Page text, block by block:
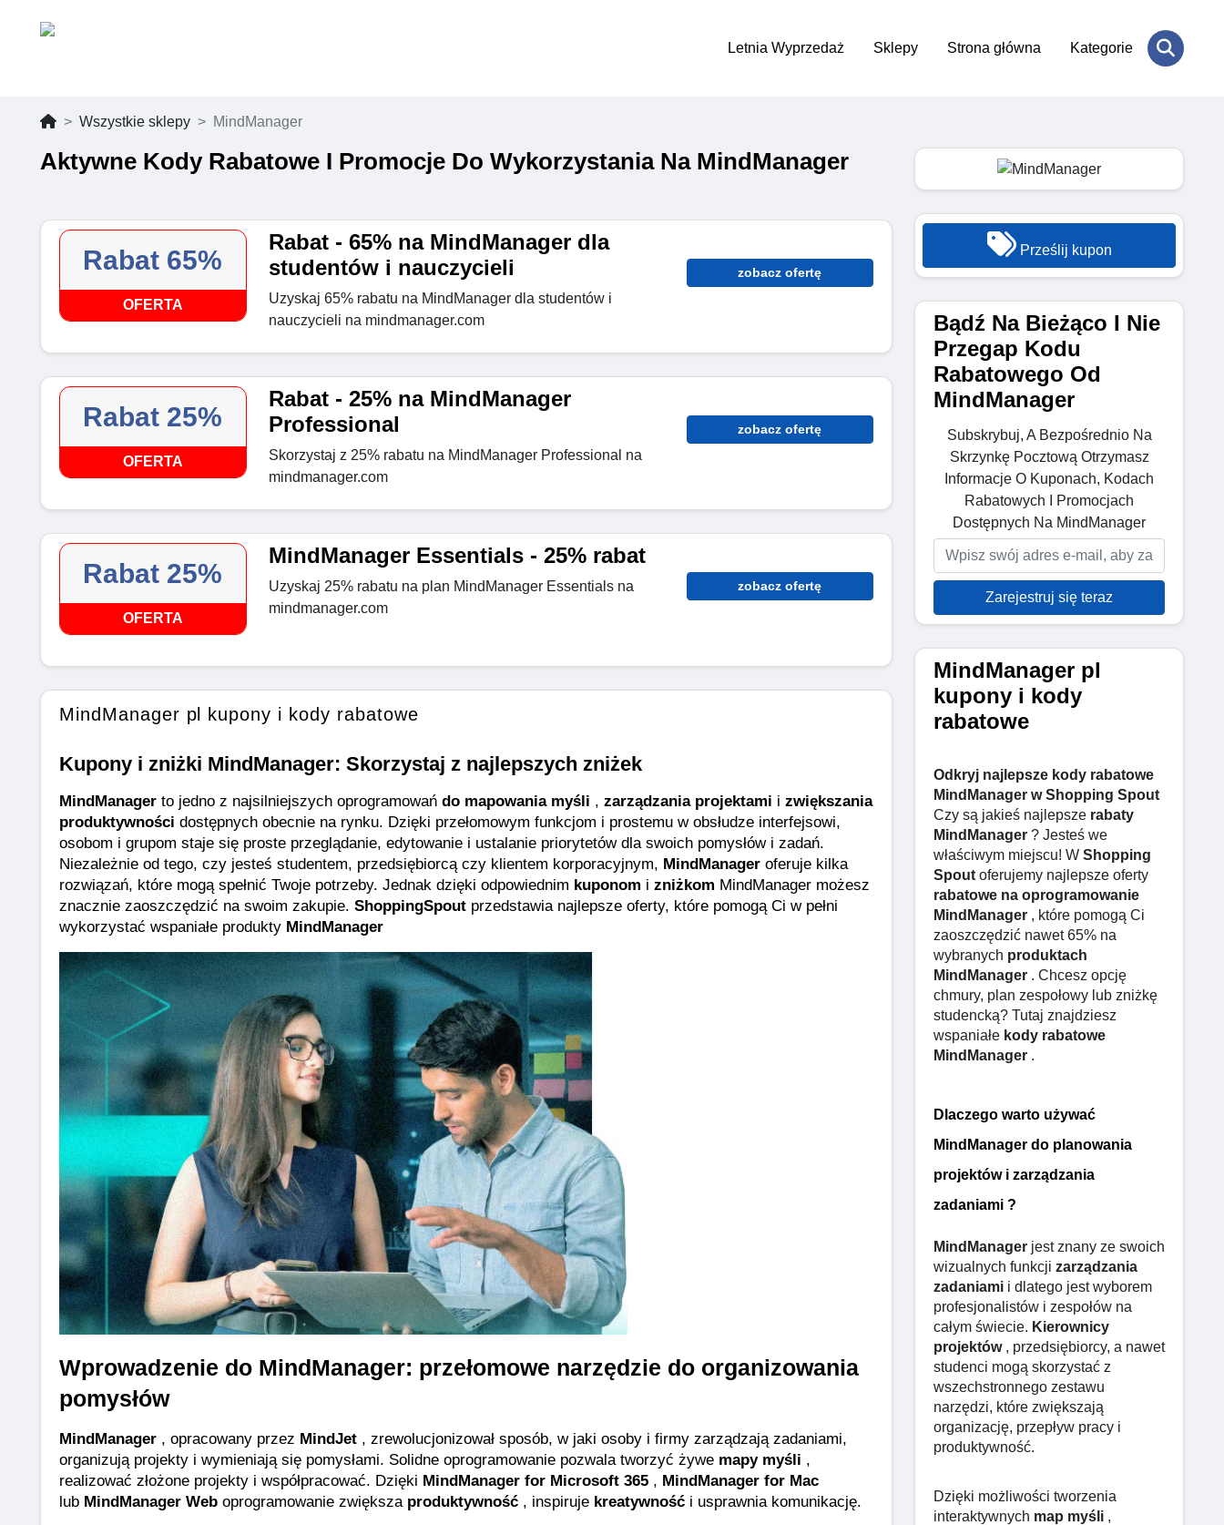
Letnia Wyprzedaż Sklepy Strona główna Kategorie
Wszystkie sklepy MindManager
Aktywne Kody Rabatowe I Promocje Do Wykorzystania Na MindManager
Rabat 65%
OFERTA
Rabat - 65% na MindManager dla
studentów i nauczycieli
Uzyskaj 65% rabatu na MindManager dla studentów i
nauczycieli na mindmanager.com
zobacz ofertę
Rabat 25%
OFERTA
Rabat - 25% na MindManager
Professional
Skorzystaj z 25% rabatu na MindManager Professional na
mindmanager.com
zobacz ofertę
Rabat 25%
OFERTA
MindManager Essentials - 25% rabat
Uzyskaj 25% rabatu na plan MindManager Essentials na
mindmanager.com
zobacz ofertę
MindManager pl kupony i kody rabatowe
Kupony i zniżki MindManager: Skorzystaj z najlepszych zniżek
MindManager to jedno z najsilniejszych oprogramowań do mapowania myśli , zarządzania projektami i zwiększania
produktywności dostępnych obecnie na rynku. Dzięki przełomowym funkcjom i prostemu w obsłudze interfejsowi,
osobom i grupom staje się proste przeglądanie, edytowanie i ustalanie priorytetów dla swoich pomysłów i zadań.
Niezależnie od tego, czy jesteś studentem, przedsiębiorcą czy klientem korporacyjnym, MindManager oferuje kilka
rozwiązań, które mogą spełnić Twoje potrzeby. Jednak dzięki odpowiednim kuponom i zniżkom MindManager możesz
znacznie zaoszczędzić na swoim zakupie. ShoppingSpout przedstawia najlepsze oferty, które pomogą Ci w pełni
wykorzystać wspaniałe produkty MindManager
Wprowadzenie do MindManager: przełomowe narzędzie do organizowania
pomysłów
MindManager , opracowany przez MindJet , zrewolucjonizował sposób, w jaki osoby i firmy zarządzają zadaniami,
organizują projekty i wymieniają się pomysłami. Solidne oprogramowanie pozwala tworzyć żywe mapy myśli ,
realizować złożone projekty i współpracować. Dzięki MindManager for Microsoft 365 , MindManager for Mac
lub MindManager Web oprogramowanie zwiększa produktywność , inspiruje kreatywność i usprawnia komunikację.
Prześlij kupon
Bądź Na Bieżąco I Nie
Przegap Kodu
Rabatowego Od
MindManager
Subskrybuj, A Bezpośrednio Na
Skrzynkę Pocztową Otrzymasz
Informacje O Kuponach, Kodach
Rabatowych I Promocjach
Dostępnych Na MindManager
Zarejestruj się teraz
MindManager pl
kupony i kody
rabatowe
Odkryj najlepsze kody rabatowe
MindManager w Shopping Spout
Czy są jakieś najlepsze rabaty
MindManager ? Jesteś we
właściwym miejscu! W Shopping
Spout oferujemy najlepsze oferty
rabatowe na oprogramowanie
MindManager , które pomogą Ci
zaoszczędzić nawet 65% na
wybranych produktach
MindManager . Chcesz opcję
chmury, plan zespołowy lub zniżkę
studencką? Tutaj znajdziesz
wspaniałe kody rabatowe
MindManager .
Dlaczego warto używać
MindManager do planowania
projektów i zarządzania
zadaniami ?
MindManager jest znany ze swoich
wizualnych funkcji zarządzania
zadaniami i dlatego jest wyborem
profesjonalistów i zespołów na
całym świecie. Kierownicy
projektów, przedsiębiorcy, a nawet
studenci mogą skorzystać z
wszechstronnego zestawu
narzędzi, które zwiększają
organizację, przepływ pracy i
produktywność.
Dzięki możliwości tworzenia
interaktywnych map myśli ,